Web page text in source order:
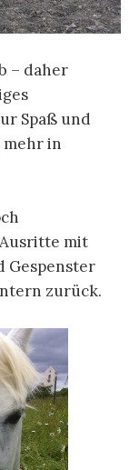
– daher
Spaß und
in
mit
Gespenster
zurück.